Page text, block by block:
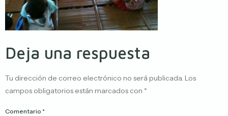
Deja una respuesta
Tu dirección de correo electrónico no será publicada. Los
campos obligatorios están marcados con *
Comentario *